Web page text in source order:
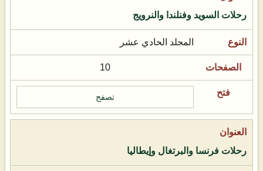
رحلات السويد وفنلندا والنرويج
المجلد الحادي عشر
10
تصفح
رحلات فرنسا والبرتغال وإيطاليا